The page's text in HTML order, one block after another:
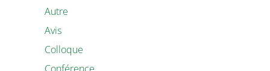
Autre
Avis
Colloque